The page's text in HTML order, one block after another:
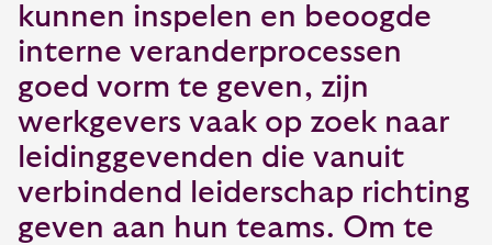
kunnen inspelen en beoogde
interne veranderprocessen
goed vorm te geven, zijn
werkgevers vaak op zoek naar
leidinggevenden die vanuit
verbindend leiderschap richting
geven aan hun teams. Om te